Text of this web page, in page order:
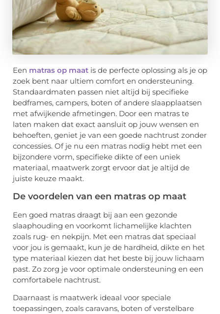
Een matras op maat is de perfecte oplossing als je op
zoek bent naar ultiem comfort en ondersteuning.
Standaardmaten passen niet altijd bij specifieke
bedframes, campers, boten of andere slaapplaatsen
met afwijkende afmetingen. Door een matras te
laten maken dat exact aansluit op jouw wensen en
behoeften, geniet je van een goede nachtrust zonder
concessies. Of je nu een matras nodig hebt met een
bijzondere vorm, specifieke dikte of een uniek
materiaal, maatwerk zorgt ervoor dat je altijd de
juiste keuze maakt.
De voordelen van een matras op maat
Een goed matras draagt bij aan een gezonde
slaaphouding en voorkomt lichamelijke klachten
zoals rug- en nekpijn. Met een matras dat speciaal
voor jou is gemaakt, kun je de hardheid, dikte en het
type materiaal kiezen dat het beste bij jouw lichaam
past. Zo zorg je voor optimale ondersteuning en een
comfortabele nachtrust.
Daarnaast is maatwerk ideaal voor speciale
toepassingen, zoals caravans, boten of verstelbare